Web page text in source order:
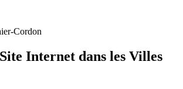
Cordon
Internet dans les Villes